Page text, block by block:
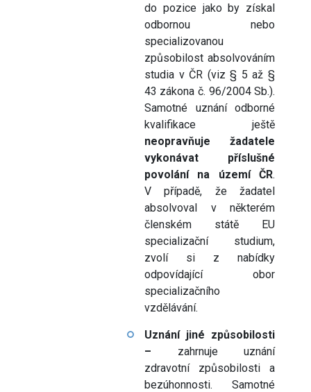
do pozice jako by získal
odbornou nebo
specializovanou
způsobilost absolvováním
studia v ČR (viz § 5 až §
43 zákona č. 96/2004 Sb.).
Samotné uznání odborné
kvalifikace ještě
neopravňuje žadatele
vykonávat příslušné
povolání na území ČR.
V případě, že žadatel
absolvoval v některém
členském státě EU
specializační studium,
zvolí si z nabídky
odpovídající obor
specializačního
vzdělávání.
Uznání jiné způsobilosti
– zahrnuje uznání
zdravotní způsobilosti a
bezúhonnosti. Samotné